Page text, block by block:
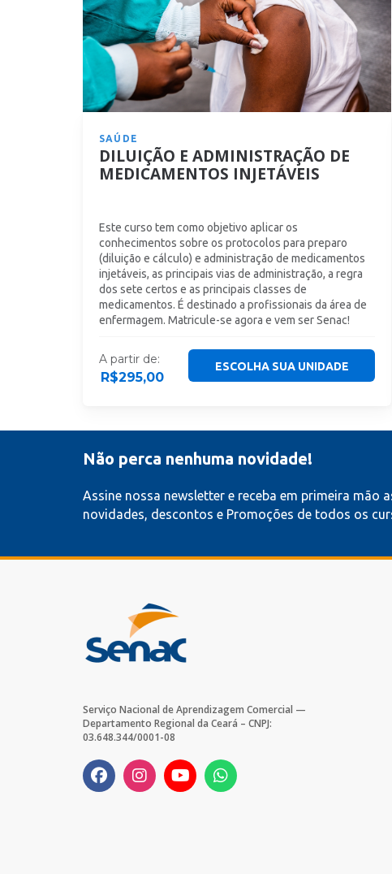
SAÚDE
DILUIÇÃO E ADMINISTRAÇÃO DE
MEDICAMENTOS INJETÁVEIS
Este curso tem como objetivo aplicar os
conhecimentos sobre os protocolos para preparo
(diluição e cálculo) e administração de medicamentos
injetáveis, as principais vias de administração, a regra
dos sete certos e as principais classes de
medicamentos. É destinado a profissionais da área de
enfermagem. Matricule-se agora e vem ser Senac!
A partir de:
R$295,00
ESCOLHA SUA UNIDADE
Não perca nenhuma novidade!
Assine nossa newsletter e receba em primeira mão
novidades, descontos e Promoções de todos os
Serviço Nacional de Aprendizagem Comercial —
Departamento Regional da Ceará – CNPJ:
03.648.344/0001-08